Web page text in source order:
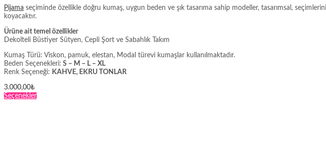
Pijama seçiminde özellikle doğru kumaş, uygun beden ve şık tasarıma sahip modeller, tasarımsal,
koyacaktır.
Ürüne ait temel özellikler
Dekolteli Büstiyer Sütyen, Cepli Şort ve Sabahlık Takım
Kumaş Türü: Viskon, pamuk, elestan, Modal türevi kumaşlar kullanılmaktadır.
Beden Seçenekleri: S – M – L – XL
Renk Seçeneği: KAHVE, EKRU TONLAR
3.000,00₺
SeçeneklerBu